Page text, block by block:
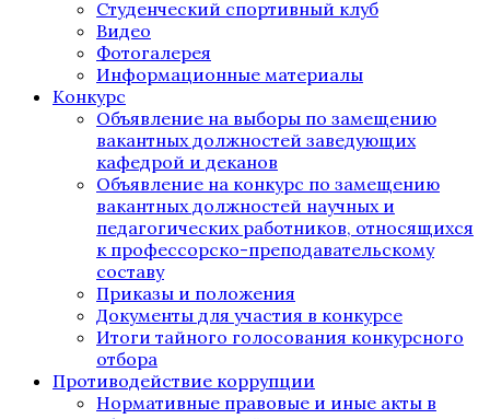
Студенческий спортивный клуб
Видео
Фотогалерея
Информационные материалы
Конкурс
Объявление на выборы по замещению
вакантных должностей заведующих
кафедрой и деканов
Объявление на конкурс по замещению
вакантных должностей научных и
педагогических работников, относящихся
к профессорско-преподавательскому
составу
Приказы и положения
Документы для участия в конкурсе
Итоги тайного голосования конкурсного
отбора
Противодействие коррупции
Нормативные правовые и иные акты в